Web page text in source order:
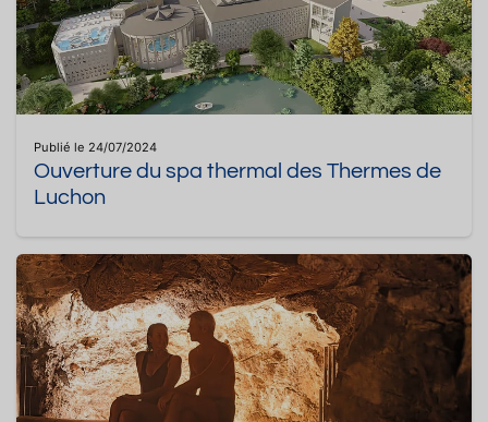
Publié le 24/07/2024
Ouverture du spa thermal des Thermes de
Luchon